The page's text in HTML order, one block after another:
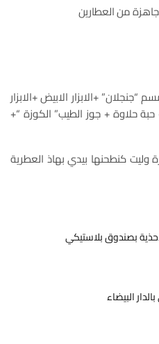
جاهزة من العطارين
+الابزار الابيض +الابزار
حلاوة + جوز الطيب” الكوزة “+
بصندوق بلاستيكي
البيضاء